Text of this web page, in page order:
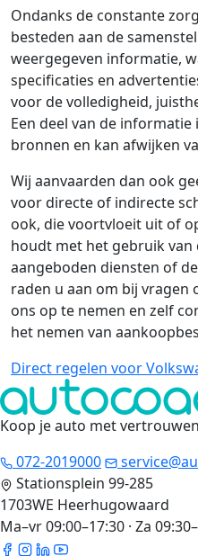
Ondanks de constante
besteden aan de
weergegeven informatie,
specificaties en
voor de volledigheid,
Een deel van de
bronnen en kan afwijken
Wij aanvaarden dan ook
voor directe of indirecte
ook, die voortvloeit uit of
houdt met het gebruik van
aangeboden diensten of
raden u aan om bij
ons op te nemen en zelf
het nemen van
Direct regelen voor
Koop je auto met vertrouwen
072-2019000
Stationsplein 99-285
1703WE Heerhugowaard
Ma–vr 09:00–17:30 · Za